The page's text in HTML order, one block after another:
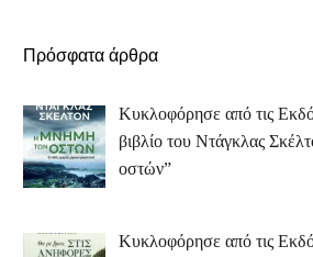
Πρόσφατα άρθρα
Κυκλοφόρησε από τις
βιβλίο του Ντάγκλας
οστών”
Κυκλοφόρησε από τις